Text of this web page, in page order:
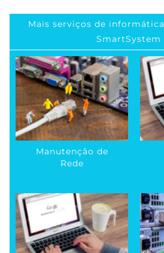
Mais serviços de
SmartSystem
Manutenção de
Rede